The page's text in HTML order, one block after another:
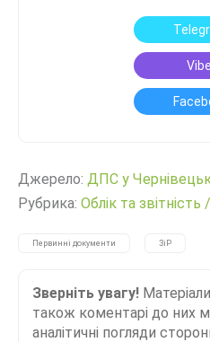
Джерело: ДПС у
Рубрика: Облік та звітність /
Первинні документи ЗіР
Зверніть увагу!
також коментарі до них
аналітичні погляди